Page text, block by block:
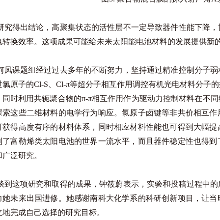
究得出结论，高聚集状态的活性层不一定导致器件性能下降
转换效率。这项成果可能给未来太阳能电池材料的发展提供新
凤课题组经过过去多年的不断努力，坚持通过精准控制分子
氯原子的Cl-S、Cl-π等超分子相互作用调控有机光电材料分子
同时利用共轭聚合物的π-π相互作用作为驱动力控制材料在不
索这些二维材料的电学行为响应。氯原子卤键等非共价相互
获得高度有序的材料体系，同时相应材料性能也可得到大幅
了富勒烯类太阳电池的世界一流水平，而且器件稳定性也得
泛研究。
到这项研究和取得的成果，钟筱蔚表示，实验和投稿过程中
她未来出国进修。她感谢南科大化学系的科研创新项目，让
完成自己选择的研究目标。